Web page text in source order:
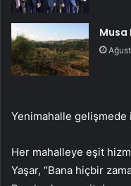
Musa
Yenimahalle gelişmede
Her mahalleye eşit
Yaşar, “Bana hiçbir